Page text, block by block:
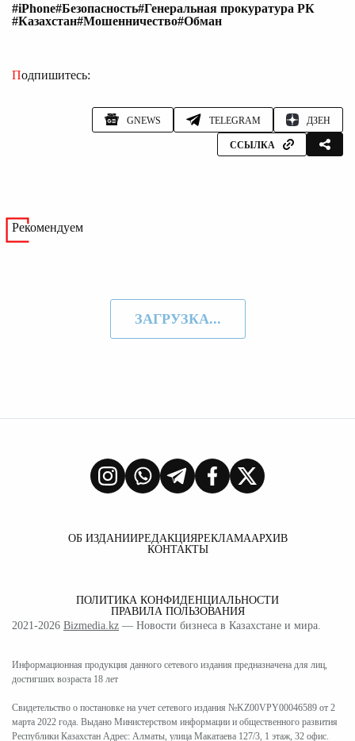
#iPhone#Безопасность#Генеральная прокуратура РК
#Казахстан#Мошенничество#Обман
Подпишитесь:
GNEWS TELEGRAM ДЗЕН
ССЫЛКА
Рекомендуем
ЗАГРУЗКА...
ОБ ИЗДАНИИРЕДАКЦИЯРЕКЛАМААРХИВ
КОНТАКТЫ
ПОЛИТИКА КОНФИДЕНЦИАЛЬНОСТИ
ПРАВИЛА ПОЛЬЗОВАНИЯ
2021-2026 Bizmedia.kz — Новости бизнеса в Казахстане и мира.
Информационная продукция данного сетевого издания предназначена для лиц,
достигших возраста 18 лет
Свидетельство о постановке на учет сетевого издания №KZ00VPY00046589 от 2
марта 2022 года. Выдано Министерством информации и общественного развития
Республики Казахстан Адрес: Алматы, улица Макатаева 127/3, 1 этаж, 32 офис.